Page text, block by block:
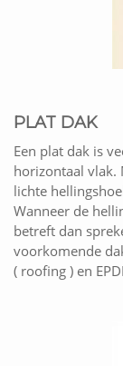
PLAT DAK
Een plat dak is
horizontaal vlak.
lichte
Wanneer de
betreft dan
voorkomende
( roofing ) en